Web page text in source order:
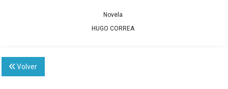
Novela
HUGO CORREA
Volver